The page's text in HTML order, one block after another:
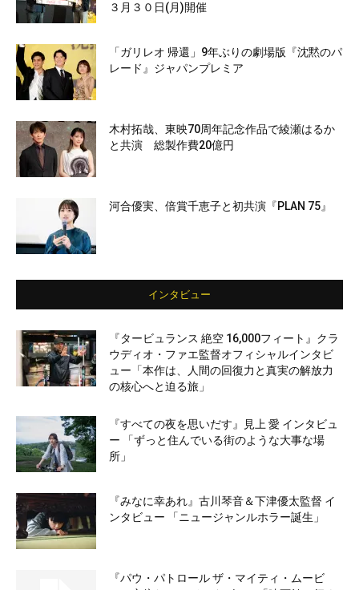
３月３０日(月)開催
「ガリレオ 帰還」9年ぶりの劇場版『沈黙のパ
レード』ジャパンプレミア
木村拓哉、東映70周年記念作品で綾瀬はるか
と共演 総製作費20億円
河合優実、倍賞千恵子と初共演『PLAN 75』
インタビュー
『タービュランス 絶空 16,000フィート』クラ
ウディオ・ファエ監督オフィシャルインタビ
ュー「本作は、人間の回復力と真実の解放力
の核心へと迫る旅」
『すべての夜を思いだす』見上 愛 インタビュ
ー 「ずっと住んでいる街のような大事な場
所」
『みなに幸あれ』古川琴音＆下津優太監督 イ
ンタビュー 「ニュージャンルホラー誕生」
『パウ・パトロール ザ・マイティ・ムービ